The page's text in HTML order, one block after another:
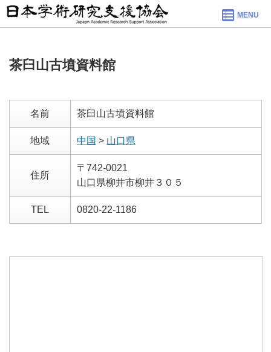
MENU
茶臼山古墳資料館
名前 茶臼山古墳資料館
地域 中国 > 山口県
住所
〒742-0021
山口県柳井市柳井３０５
TEL 0820-22-1186